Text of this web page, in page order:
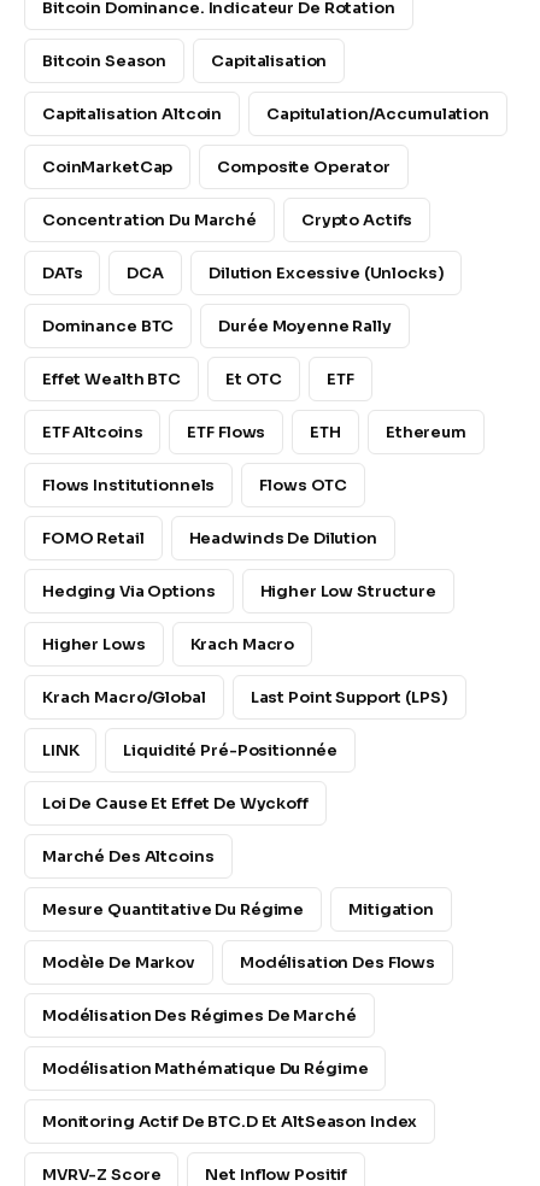
Bitcoin Dominance. Indicateur De Rotation
Bitcoin Season Capitalisation
Capitalisation Altcoin Capitulation/accumulation
CoinMarketCap Composite Operator
Concentration Du Marché Crypto Actifs
DATs DCA Dilution Excessive (unlocks)
Dominance BTC Durée Moyenne Rally
Effet Wealth BTC Et OTC ETF
ETF Altcoins ETF Flows ETH Ethereum
Flows Institutionnels Flows OTC
FOMO Retail Headwinds De Dilution
Hedging Via Options Higher Low Structure
Higher Lows Krach Macro
Krach Macro/global Last Point Support (LPS)
LINK Liquidité Pré-Positionnée
Loi De Cause Et Effet De Wyckoff
Marché Des Altcoins
Mesure Quantitative Du Régime Mitigation
Modèle De Markov Modélisation Des Flows
Modélisation Des Régimes De Marché
Modélisation Mathématique Du Régime
Monitoring Actif De BTC.D Et AltSeason Index
MVRV-Z Score Net Inflow Positif